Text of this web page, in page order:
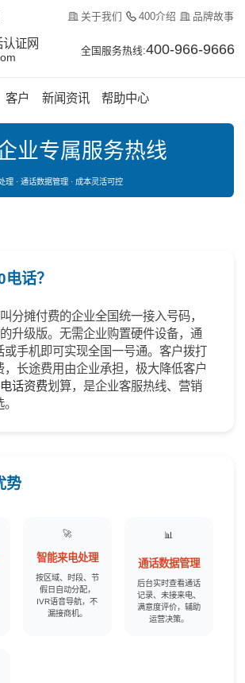
关于我们 400介绍 品牌故事
证网
全国服务热线:400-966-9666
客户 新闻资讯 帮助中心
业专属服务热线
理 · 通话数据管理 · 成本灵活可控
话？
分摊付费的企业全国统一接入号码，
升级版。无需企业购置硬件设备，通
或手机即可实现全国一号通。客户拨打
，长途费用由企业承担，极大降低客户
话资费划算，是企业客服热线、营销
势
🚀
智能来电处理
按区域、时段、节
假日自动分配，
IVR语音导航，不
漏接商机。
📊
通话数据管理
后台实时查看通话
记录、未接来电、
满意度评价，辅助
运营决策。